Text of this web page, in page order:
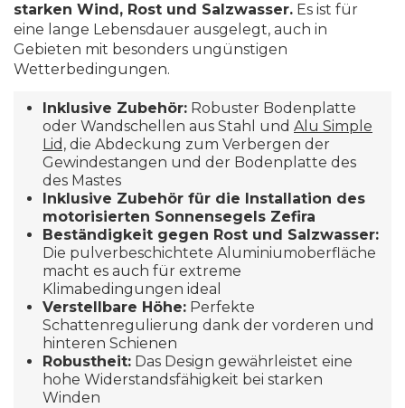
starken Wind, Rost und Salzwasser. Es ist für
eine lange Lebensdauer ausgelegt, auch in
Gebieten mit besonders ungünstigen
Wetterbedingungen.
Inklusive Zubehör: Robuster Bodenplatte
oder Wandschellen aus Stahl und Alu Simple
Lid, die Abdeckung zum Verbergen der
Gewindestangen und der Bodenplatte des
des Mastes
Inklusive Zubehör für die Installation des
motorisierten Sonnensegels Zefira
Beständigkeit gegen Rost und Salzwasser:
Die pulverbeschichtete Aluminiumoberfläche
macht es auch für extreme
Klimabedingungen ideal
Verstellbare Höhe: Perfekte
Schattenregulierung dank der vorderen und
hinteren Schienen
Robustheit: Das Design gewährleistet eine
hohe Widerstandsfähigkeit bei starken
Winden